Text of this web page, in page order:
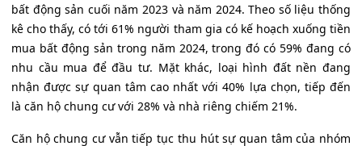
bất động sản cuối năm 2023 và năm 2024. Theo số liệu thống
kê cho thấy, có tới 61% người tham gia có kế hoạch xuống tiền
mua bất động sản trong năm 2024, trong đó có 59% đang có
nhu cầu mua để đầu tư. Mặt khác, loại hình đất nền đang
nhận được sự quan tâm cao nhất với 40% lựa chọn, tiếp đến
là căn hộ chung cư với 28% và nhà riêng chiếm 21%.
Căn hộ chung cư vẫn tiếp tục thu hút sự quan tâm của nhóm